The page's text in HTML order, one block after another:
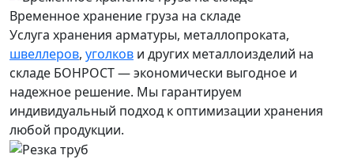
Временное хранение груза на складе
Услуга хранения арматуры, металлопроката,
швеллеров, уголков и других металлоизделий на
складе БОНРОСТ — экономически выгодное и
надежное решение. Мы гарантируем
индивидуальный подход к оптимизации хранения
любой продукции.